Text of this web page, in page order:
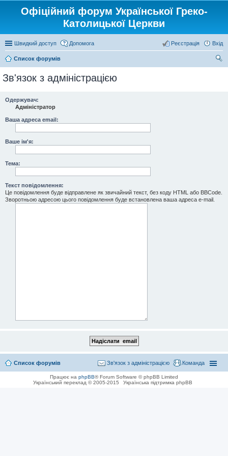
Офіційний форум Української Греко-
Католицької Церкви
Швидкий доступ Допомога Вхід
Реєстрація
Список форумів
Зв'язок з адміністрацією
Одержувач:
Адміністратор
Ваша адреса email:
Ваше ім'я:
Тема:
Текст повідомлення:
Це повідомлення буде відправлене як звичайний текст, без коду HTML або BBCode.
Зворотньою адресою цього повідомлення буде встановлена ваша адреса e-mail.
Список форумів Команда
Зв'язок з адміністрацією
Працює на phpBB® Forum Software © phpBB Limited
Український переклад © 2005-2015
Українська підтримка phpBB